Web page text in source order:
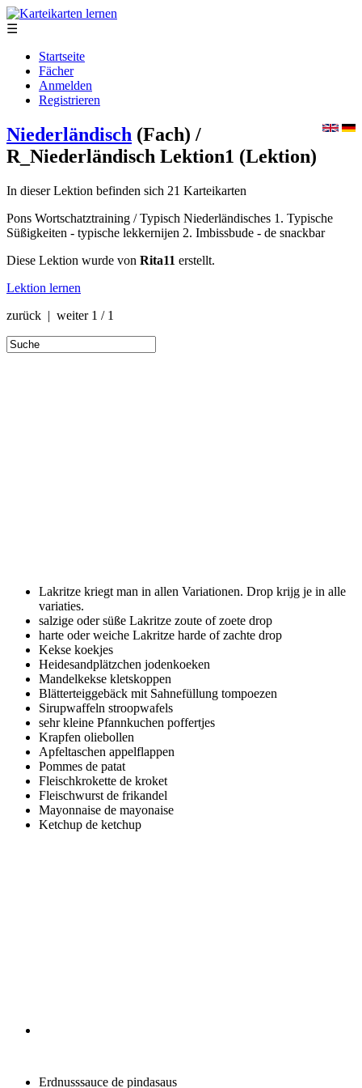
☰
Startseite
Fächer
Anmelden
Registrieren
Niederländisch (Fach) /
R_Niederländisch Lektion1 (Lektion)
In dieser Lektion befinden sich 21 Karteikarten
Pons Wortschatztraining / Typisch Niederländisches 1. Typische
Süßigkeiten - typische lekkernijen 2. Imbissbude - de snackbar
Diese Lektion wurde von Rita11 erstellt.
Lektion lernen
zurück | weiter 1 / 1
Lakritze kriegt man in allen Variationen. Drop krijg je in alle
variaties.
salzige oder süße Lakritze zoute of zoete drop
harte oder weiche Lakritze harde of zachte drop
Kekse koekjes
Heidesandplätzchen jodenkoeken
Mandelkekse kletskoppen
Blätterteiggebäck mit Sahnefüllung tompoezen
Sirupwaffeln stroopwafels
sehr kleine Pfannkuchen poffertjes
Krapfen oliebollen
Apfeltaschen appelflappen
Pommes de patat
Fleischkrokette de kroket
Fleischwurst de frikandel
Mayonnaise de mayonaise
Ketchup de ketchup
Erdnusssauce de pindasaus